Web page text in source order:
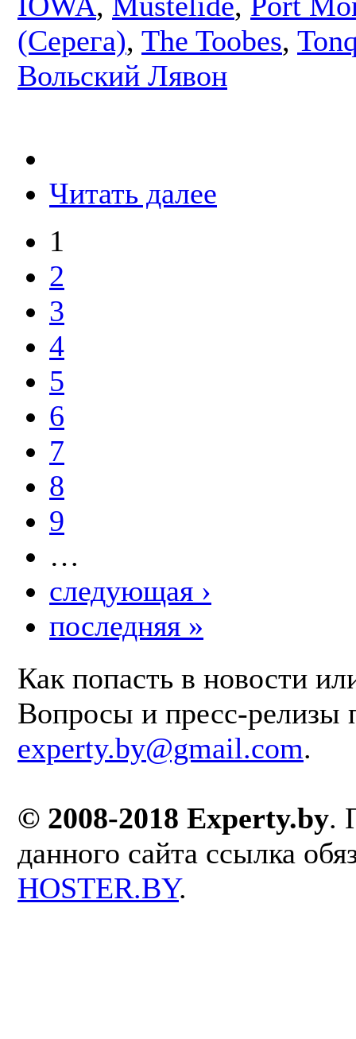
(Серега), The Toobes,
Вольский Лявон
Читать далее
1
2
3
4
5
6
7
8
9
…
следующая ›
последняя »
Как попасть в новости
Вопросы и пресс-релизы
experty.by@gmail.com.
© 2008-2018 Experty.by.
данного сайта ссылка
HOSTER.BY.